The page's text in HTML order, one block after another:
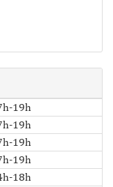
19h
19h
19h
19h
18h